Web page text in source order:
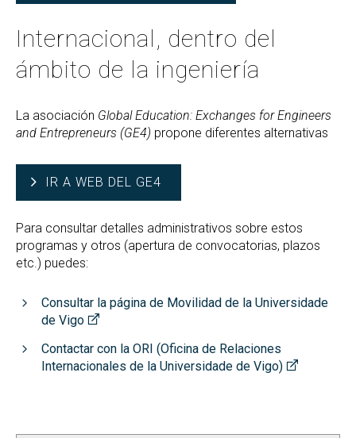
Internacional, dentro del
ámbito de la ingeniería
La asociación Global Education: Exchanges for Engineers
and Entrepreneurs (GE4) propone diferentes alternativas
IR A WEB DEL GE4
Para consultar detalles administrativos sobre estos
programas y otros (apertura de convocatorias, plazos
etc.) puedes:
Consultar la página de Movilidad de la Universidade
de Vigo
Contactar con la ORI (Oficina de Relaciones
Internacionales de la Universidade de Vigo)